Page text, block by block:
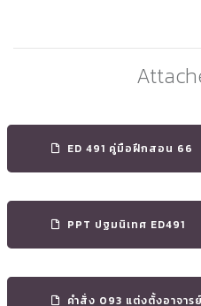
ED 491 คู่มือฝึกสอน 66
PPT ปฐมนิเทศ ED491
คำสั่ง 093 แต่งตั้งอาจาร